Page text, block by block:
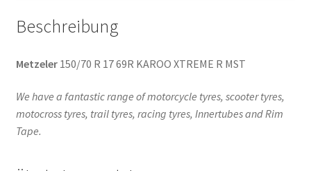
Beschreibung
Metzeler150/70 R 17 69R KAROO XTREME R MST
We have a fantastic range of motorcycle tyres, scooter tyres,
motocross tyres, trail tyres, racing tyres, Innertubes and Rim
Tape.